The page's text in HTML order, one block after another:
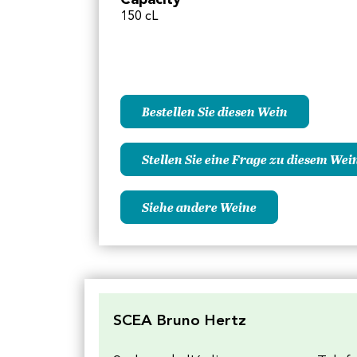
150 cL
Bestellen Sie diesen Wein
Stellen Sie eine Frage zu diesem
Siehe andere Weine
SCEA Bruno Hertz